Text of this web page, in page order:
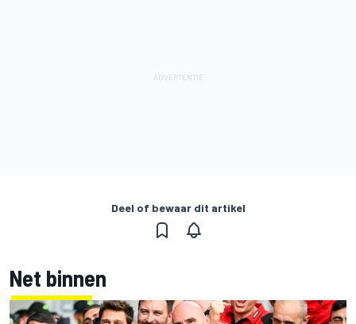
Deel of bewaar dit artikel
Net binnen